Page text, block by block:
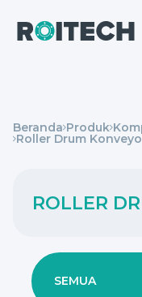
Beranda Produk
Roller Drum
ROLLER
SEMUA